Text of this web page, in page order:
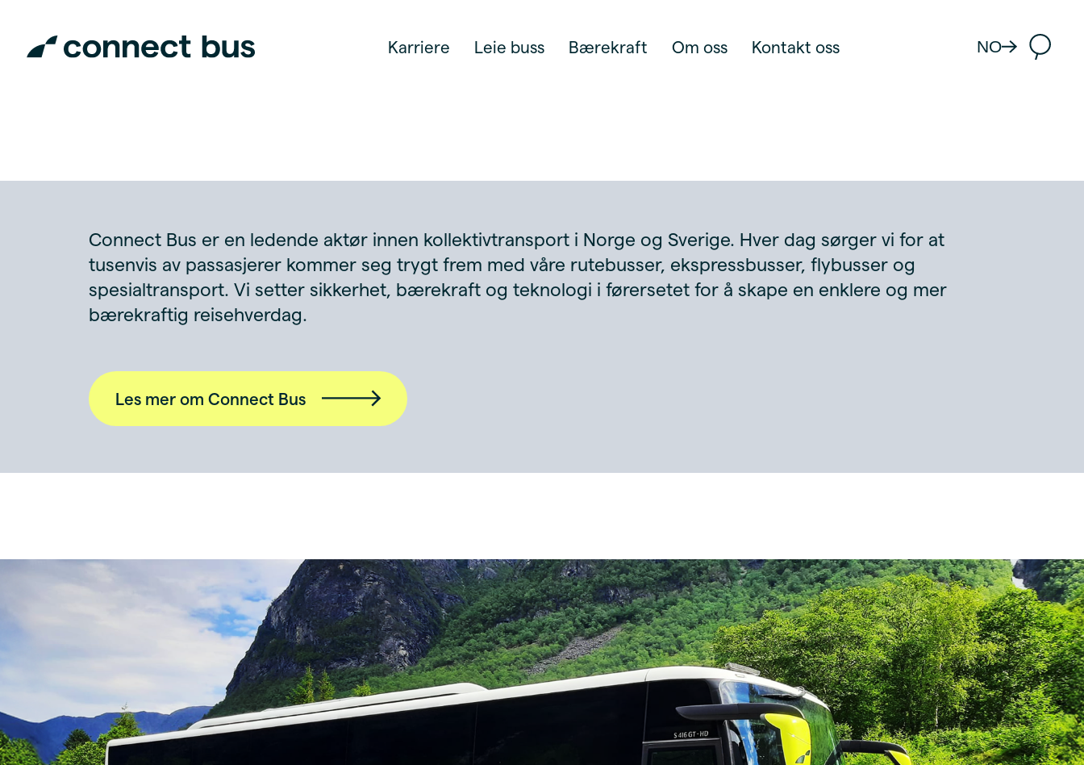
Karriere Leie buss Bærekraft Om oss Kontakt oss NO
Connect Bus er en ledende aktør innen kollektivtransport i Norge og Sverige. Hver dag sørger vi for at
tusenvis av passasjerer kommer seg trygt frem med våre rutebusser, ekspressbusser, flybusser og
spesialtransport. Vi setter sikkerhet, bærekraft og teknologi i førersetet for å skape en enklere og mer
bærekraftig reisehverdag.
Les mer om Connect Bus